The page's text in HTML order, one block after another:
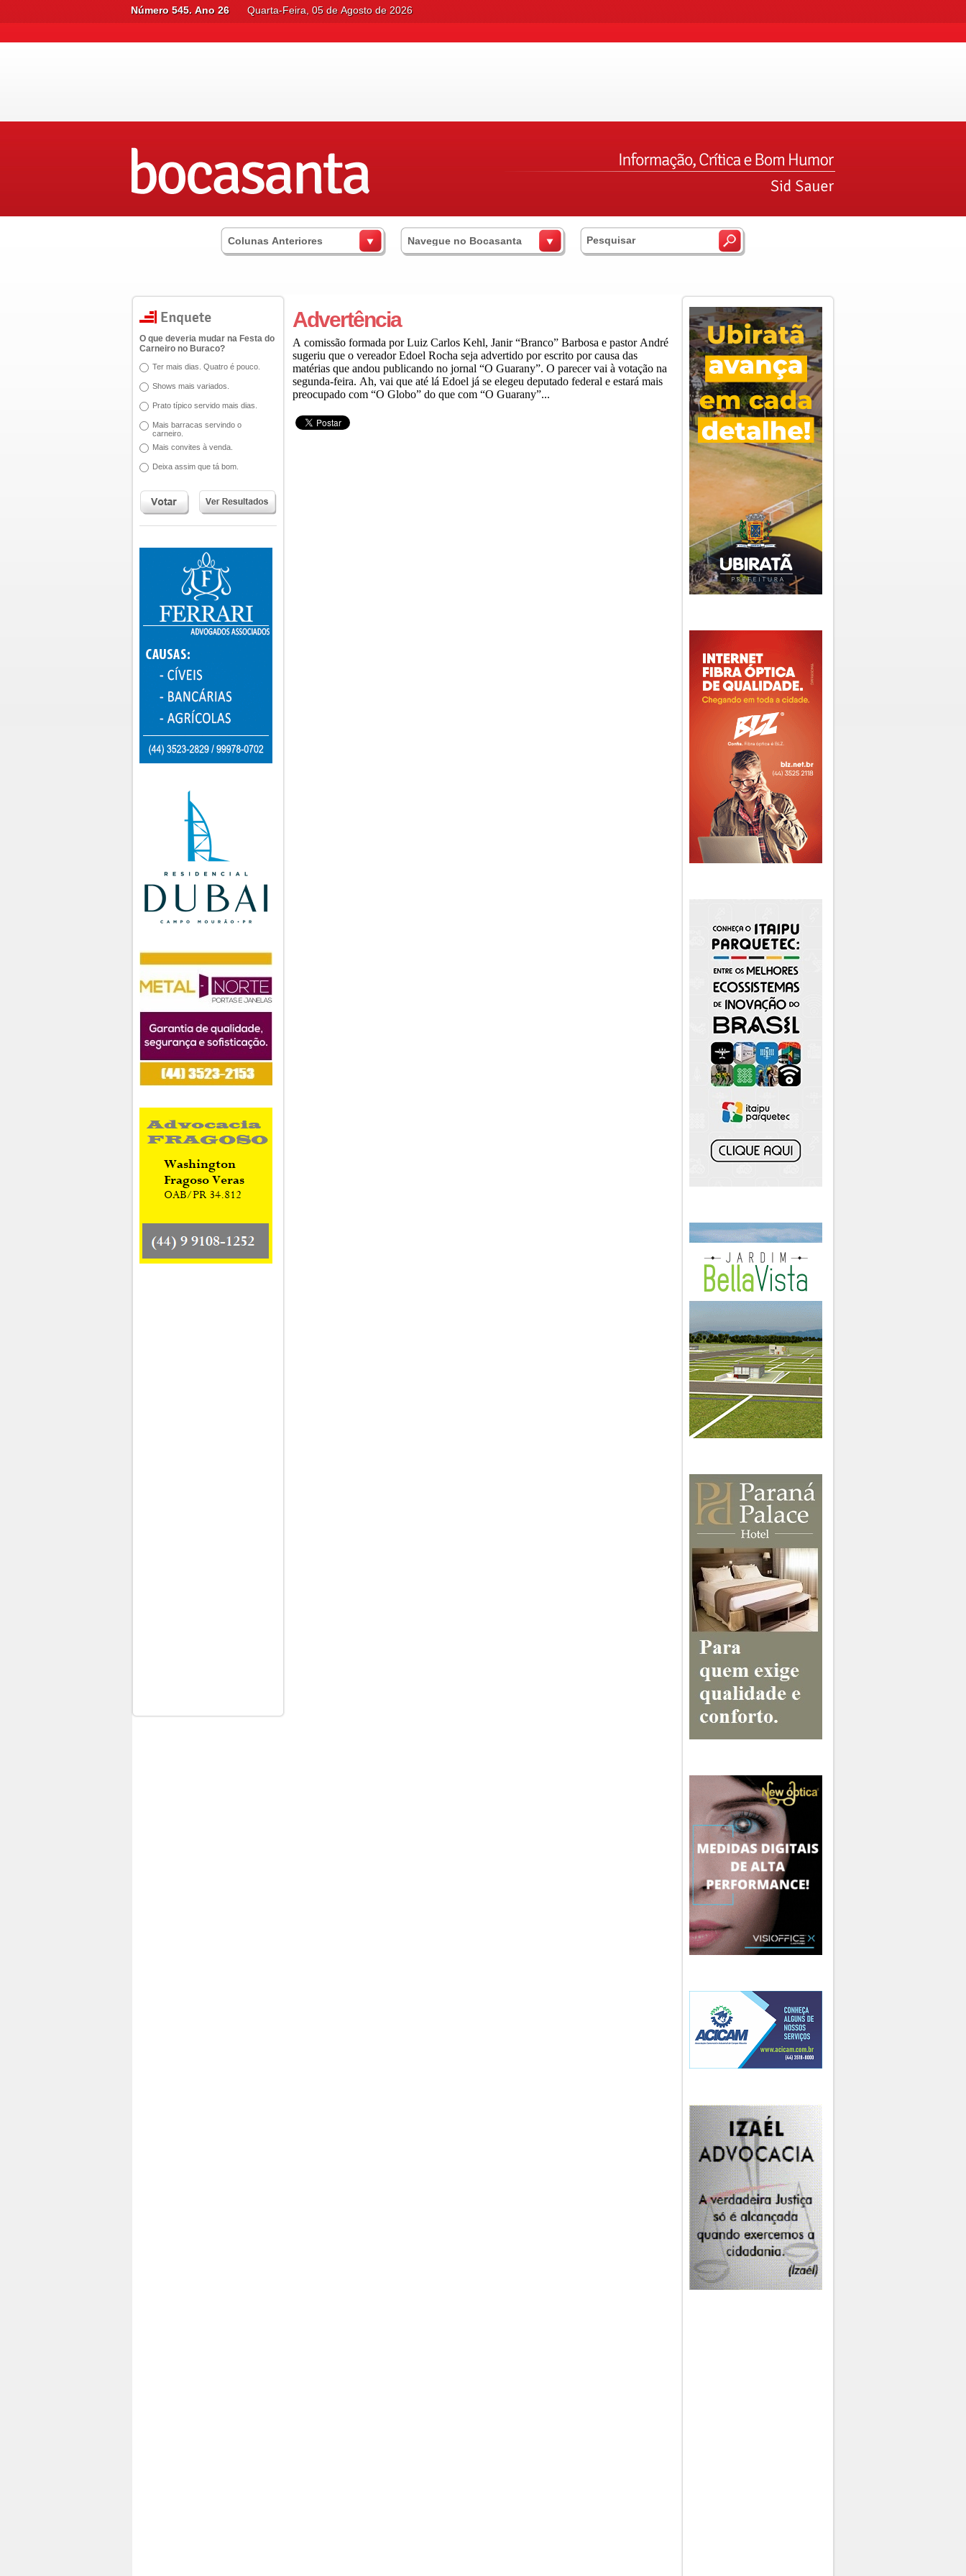
Número 545. Ano 26 Quarta-Feira, 05 de Agosto de 2026
Colunas Anteriores Navegue no Bocasanta
O que deveria mudar na Festa do
Carneiro no Buraco?
Ter mais dias. Quatro é pouco.
Shows mais variados.
Prato típico servido mais dias.
Mais barracas servindo o
carneiro.
Mais convites à venda.
Deixa assim que tá bom.
Advertência
A comissão formada por Luiz Carlos Kehl, Janir “Branco” Barbosa e pastor André
sugeriu que o vereador Edoel Rocha seja advertido por escrito por causa das
matérias que andou publicando no jornal “O Guarany”. O parecer vai à votação na
segunda-feira. Ah, vai que até lá Edoel já se elegeu deputado federal e estará mais
preocupado com “O Globo” do que com “O Guarany”...